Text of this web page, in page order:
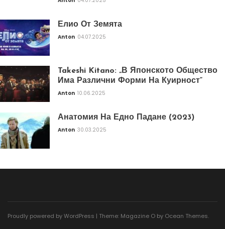
Елио От Земята
Anton 04.07.2025
Takeshi Kitano: „В Японското Общество
Има Различни Форми На Куирност“
Anton 10.06.2025
Анатомия На Едно Падане (2023)
Anton 30.03.2025
Proudly powered by WordPress | Theme: Magazine O by Ocean Themes.